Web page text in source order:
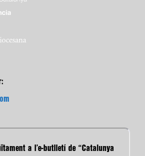
a l’e-butlletí de “Catalunya